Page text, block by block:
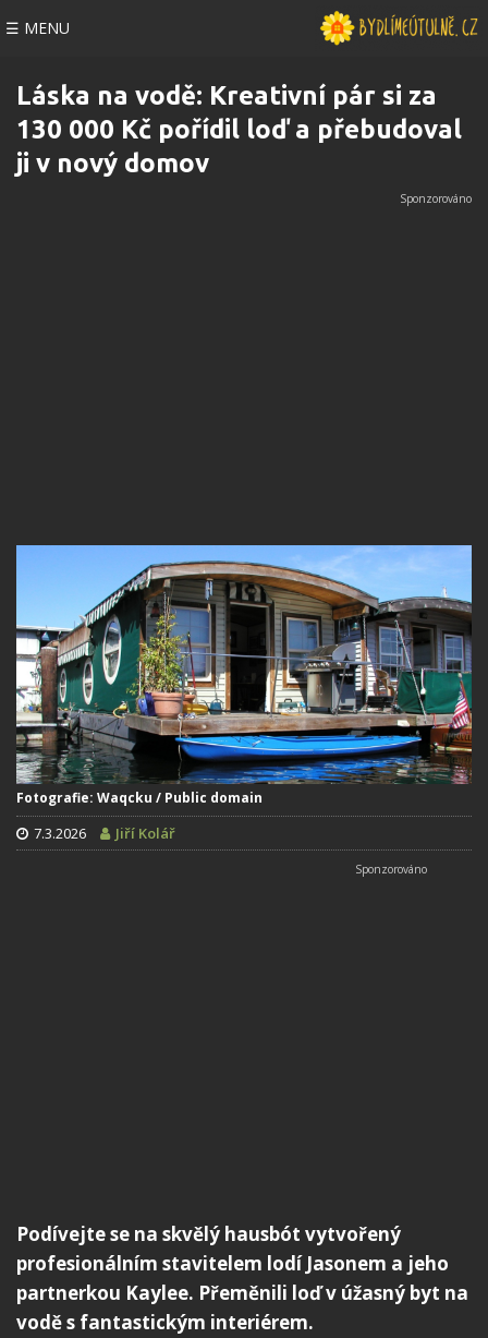
☰ MENU
Láska na vodě: Kreativní pár si za
130 000 Kč pořídil loď a přebudoval
ji v nový domov
Fotografie: Waqcku / Public domain
7.3.2026 Jiří Kolář
Podívejte se na skvělý hausbót vytvořený
profesionálním stavitelem lodí Jasonem a jeho
partnerkou Kaylee. Přeměnili loď v úžasný byt na
vodě s fantastickým interiérem.